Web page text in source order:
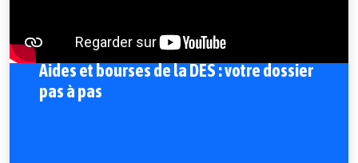
Aides et bourses de la DES : votre dossier
pas à pas